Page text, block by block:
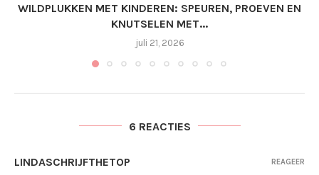
WILDPLUKKEN MET KINDEREN: SPEUREN, PROEVEN EN
KNUTSELEN MET...
juli 21, 2026
6 REACTIES
LINDASCHRIJFTHETOP REAGEER